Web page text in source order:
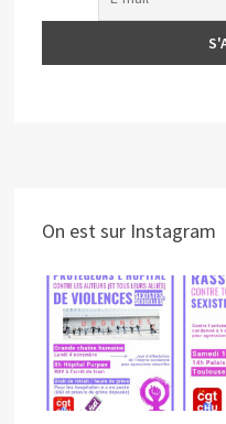
On est sur Instagram